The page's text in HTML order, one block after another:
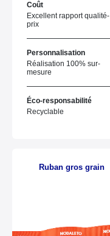
Coût
Excellent rapport qualité-
prix
Personnalisation
Réalisation 100% sur-
mesure
Éco-responsabilité
Recyclable
Ruban gros grain